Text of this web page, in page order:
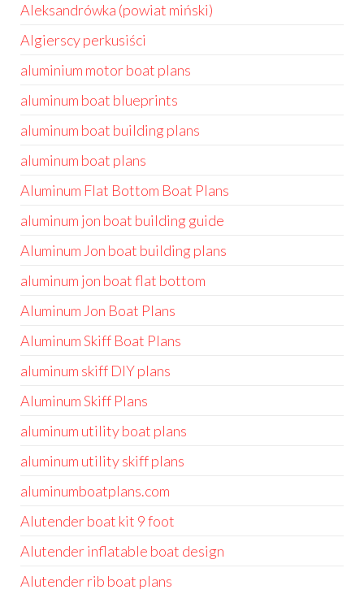
Aleksandrówka (powiat miński)
Algierscy perkusiści
aluminium motor boat plans
aluminum boat blueprints
aluminum boat building plans
aluminum boat plans
Aluminum Flat Bottom Boat Plans
aluminum jon boat building guide
Aluminum Jon boat building plans
aluminum jon boat flat bottom
Aluminum Jon Boat Plans
Aluminum Skiff Boat Plans
aluminum skiff DIY plans
Aluminum Skiff Plans
aluminum utility boat plans
aluminum utility skiff plans
aluminumboatplans.com
Alutender boat kit 9 foot
Alutender inflatable boat design
Alutender rib boat plans